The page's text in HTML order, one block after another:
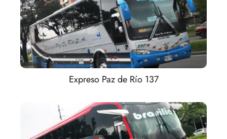
Expreso Paz de Río 137